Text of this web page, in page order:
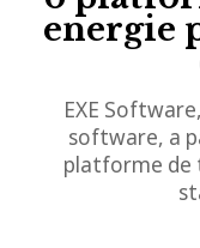
energie
EXE
software, a
platforme de